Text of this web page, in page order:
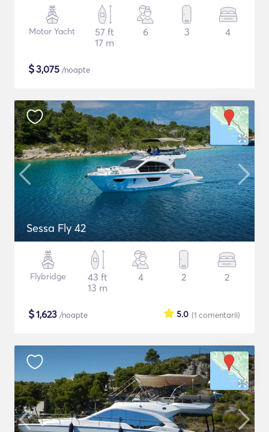
Motor Yacht
57 ft
17 m
6 3 4
$3,075 /noapte
Sessa Fly 42
Flybridge
43 ft
13 m
4 2 2
$1,623 /noapte (1 comentarii)
5.0